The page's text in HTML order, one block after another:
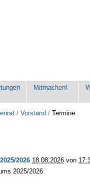
Mitmachen!
/Vorstand /Termine
2026 18.08.2026 von
2025/2026